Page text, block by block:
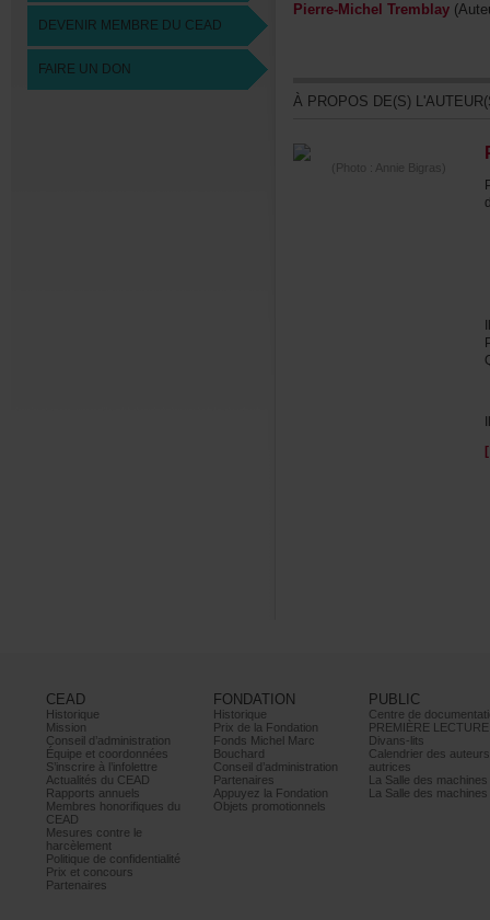
DEVENIRMEMBREDUCEAD
FAIREUNDON
Pierre-MichelTremblay
(Photo:AnnieBigras)
CEAD
Historique
Mission
Conseild’administration
Équipeetcoordonnées
S’inscrireàl’infolettre
ActualitésduCEAD
Rapportsannuels
Membreshonorifiquesdu
CEAD
Mesurescontrele
harcèlement
Politiquedeconfidentialité
Prixetconcours
Partenaires
FONDATION
Historique
PrixdelaFondation
FondsMichelMarc
Bouchard
Conseild’administration
Partenaires
AppuyezlaFondation
Objetspromotionnels
PUBLIC
PREMIÈRELECTURE
Divans-lits
autrices